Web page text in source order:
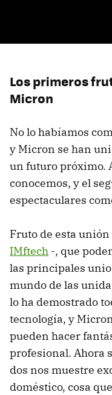
Los primeros
Micron
No lo habíamos
y Micron se han
un futuro próximo.
conocemos, y el
espectaculares
Fruto de esta
IMftech -, que
las principales
mundo de las
lo ha demostrado
tecnología, y
pueden hacer
profesional. Ahora
dos nos muestre
doméstico, cosa